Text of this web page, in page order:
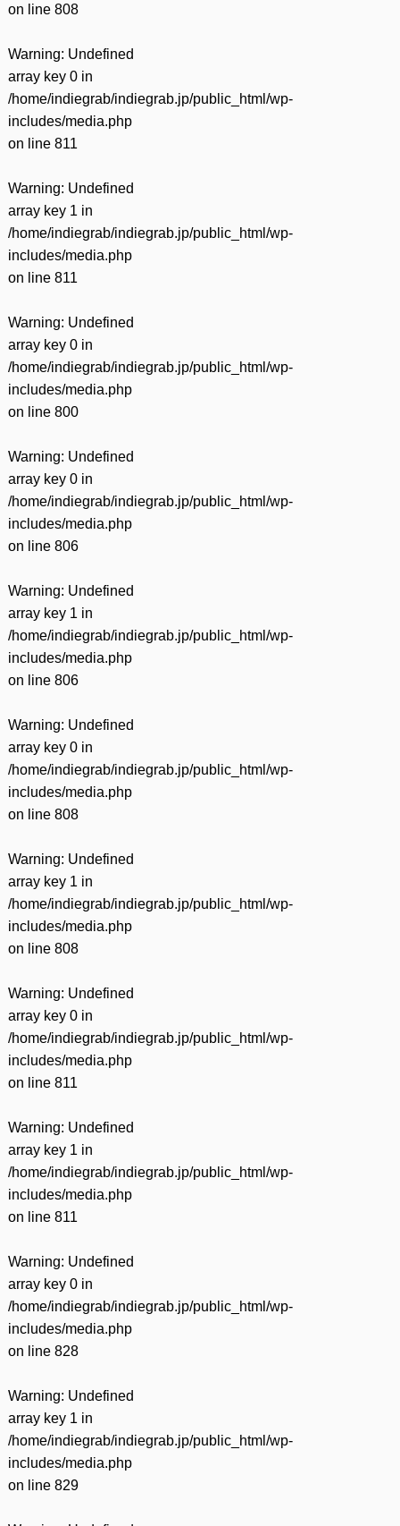
on line 808
Warning: Undefined
array key 0 in
/home/indiegrab/indiegrab.jp/public_html/wp-
includes/media.php
on line 811
Warning: Undefined
array key 1 in
/home/indiegrab/indiegrab.jp/public_html/wp-
includes/media.php
on line 811
Warning: Undefined
array key 0 in
/home/indiegrab/indiegrab.jp/public_html/wp-
includes/media.php
on line 800
Warning: Undefined
array key 0 in
/home/indiegrab/indiegrab.jp/public_html/wp-
includes/media.php
on line 806
Warning: Undefined
array key 1 in
/home/indiegrab/indiegrab.jp/public_html/wp-
includes/media.php
on line 806
Warning: Undefined
array key 0 in
/home/indiegrab/indiegrab.jp/public_html/wp-
includes/media.php
on line 808
Warning: Undefined
array key 1 in
/home/indiegrab/indiegrab.jp/public_html/wp-
includes/media.php
on line 808
Warning: Undefined
array key 0 in
/home/indiegrab/indiegrab.jp/public_html/wp-
includes/media.php
on line 811
Warning: Undefined
array key 1 in
/home/indiegrab/indiegrab.jp/public_html/wp-
includes/media.php
on line 811
Warning: Undefined
array key 0 in
/home/indiegrab/indiegrab.jp/public_html/wp-
includes/media.php
on line 828
Warning: Undefined
array key 1 in
/home/indiegrab/indiegrab.jp/public_html/wp-
includes/media.php
on line 829